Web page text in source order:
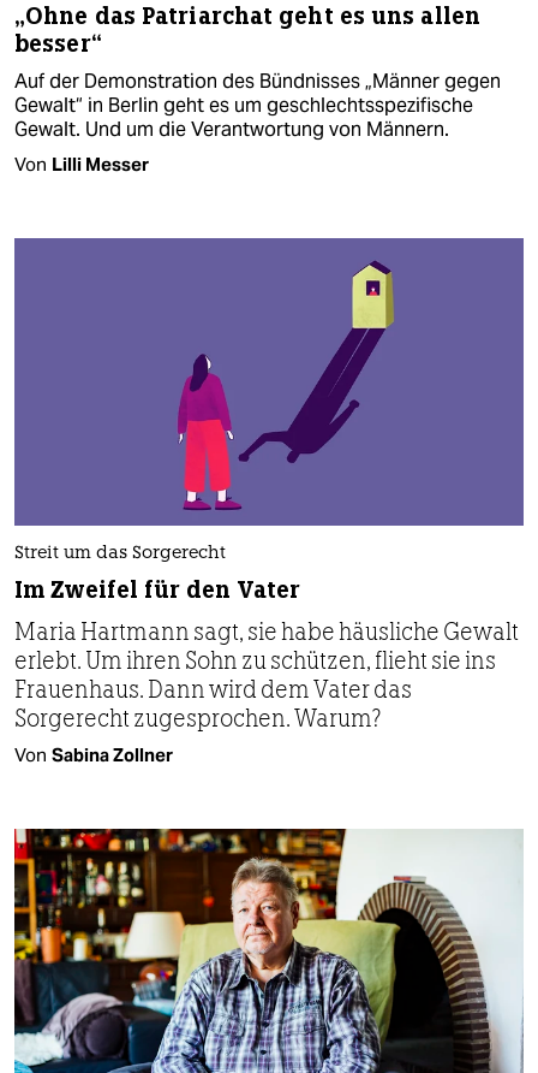
„Ohne das Patriarchat geht es uns allen
besser“
Auf der Demonstration des Bündnisses „Männer gegen
Gewalt“ in Berlin geht es um geschlechtsspezifische
Gewalt. Und um die Verantwortung von Männern.
Von Lilli Messer
Streit um das Sorgerecht
Im Zweifel für den Vater
Maria Hartmann sagt, sie habe häusliche Gewalt
erlebt. Um ihren Sohn zu schützen, flieht sie ins
Frauenhaus. Dann wird dem Vater das
Sorgerecht zugesprochen. Warum?
Von Sabina Zollner